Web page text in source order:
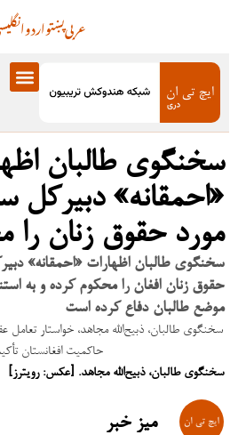
اردوپښتوعربی
سخنگوی طالبان
«احمقانه» دبیرکل
مورد حقوق زنان را
سخنگوی طالبان اظهارات «احمقانه»
حقوق زنان افغان را محکوم کرده و به
موضع طالبان دفاع کرده است
سخنگوی طالبان، ذبیح‌الله مجاهد. [عکس: رویترز]
میز خبر